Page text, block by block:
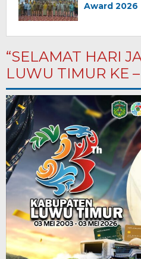
Award 2026
“SELAMAT HARI
LUWU TIMUR KE